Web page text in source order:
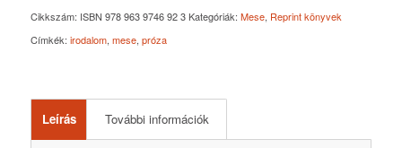
Cikkszám: ISBN 978 963 9746 92 3 Kategóriák: Mese, Reprint könyvek
Címkék: irodalom, mese, próza
Leírás További információk